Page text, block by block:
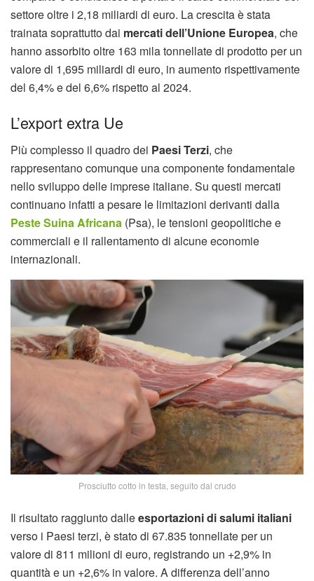
settore oltre i 2,18 miliardi di euro. La crescita è stata
trainata soprattutto dai mercati dell’Unione Europea, che
hanno assorbito oltre 163 mila tonnellate di prodotto per un
valore di 1,695 miliardi di euro, in aumento rispettivamente
del 6,4% e del 6,6% rispetto al 2024.
L’export extra Ue
Più complesso il quadro dei Paesi Terzi, che
rappresentano comunque una componente fondamentale
nello sviluppo delle imprese italiane. Su questi mercati
continuano infatti a pesare le limitazioni derivanti dalla
Peste Suina Africana (Psa), le tensioni geopolitiche e
commerciali e il rallentamento di alcune economie
internazionali.
Prosciutto cotto in testa, seguito dal crudo
Il risultato raggiunto dalleesportazioni di salumi italiani
verso i Paesi terzi, è stato di 67.835 tonnellate per un
valore di 811 milioni di euro, registrando un +2,9% in
quantità e un +2,6% in valore. A differenza dell’anno